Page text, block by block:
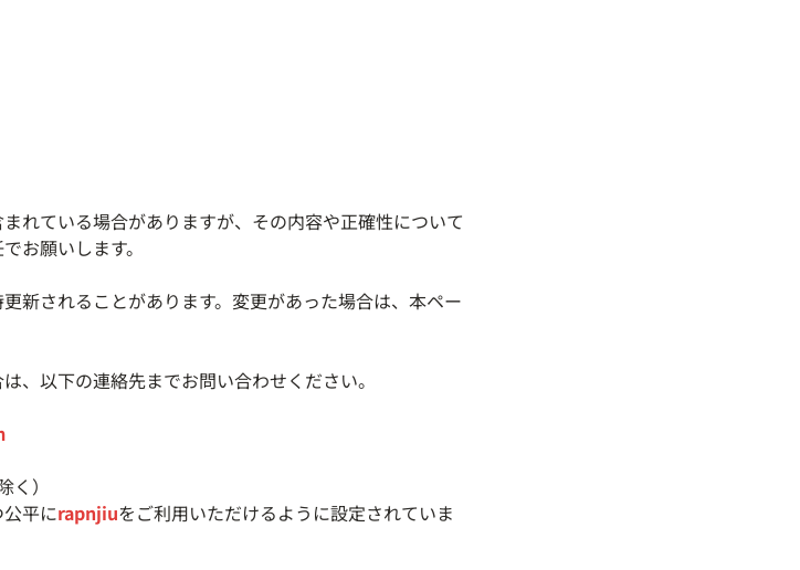
れている場合がありますが、その内容や正確性について
お願いします。
新されることがあります。変更があった場合は、本ペー
、以下の連絡先までお問い合わせください。
）
平にrapnjiuをご利用いただけるように設定されていま